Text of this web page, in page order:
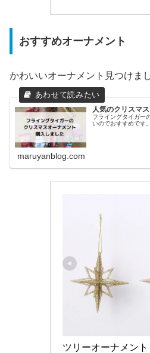
おすすめオーナメント
かわいいオーナメント見つけまし
人気のクリスマ
フライングタイガー
いのでおすすめです。
maruyanblog.com
ツリーオーナメン